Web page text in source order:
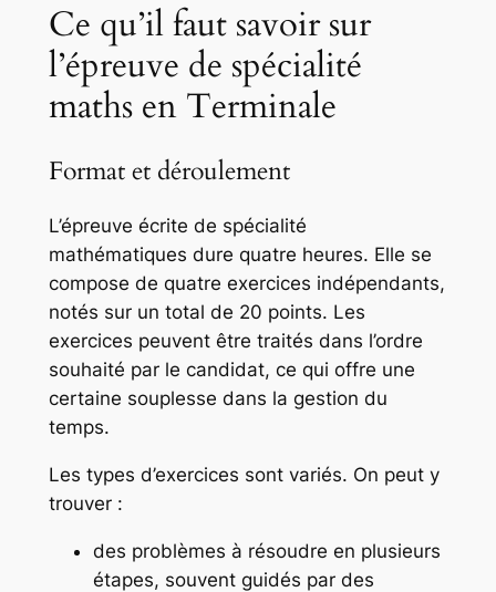
Ce qu’il faut savoir sur
l’épreuve de spécialité
maths en Terminale
Format et déroulement
L’épreuve écrite de spécialité
mathématiques dure quatre heures. Elle se
compose de quatre exercices indépendants,
notés sur un total de 20 points. Les
exercices peuvent être traités dans l’ordre
souhaité par le candidat, ce qui offre une
certaine souplesse dans la gestion du
temps.
Les types d’exercices sont variés. On peut y
trouver :
des problèmes à résoudre en plusieurs
étapes, souvent guidés par des